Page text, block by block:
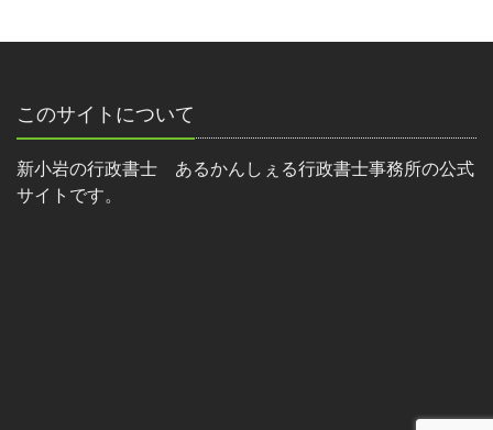
このサイトについて
新小岩の行政書士 あるかんしぇる行政書士事務所の公式
サイトです。